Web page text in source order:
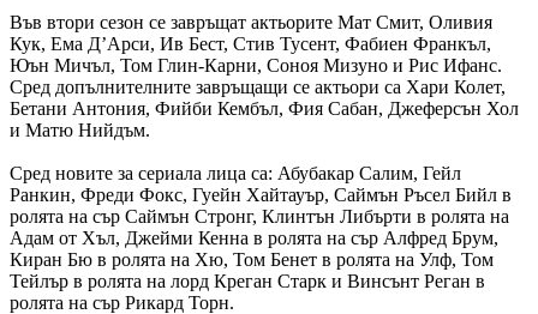
Във втори сезон се завръщат актьорите Мат Смит, Оливия
Кук, Ема Д’Арси, Ив Бест, Стив Тусент, Фабиен Франкъл,
Юън Мичъл, Том Глин-Карни, Соноя Мизуно и Рис Ифанс.
Сред допълнителните завръщащи се актьори са Хари Колет,
Бетани Антония, Фийби Кембъл, Фия Сабан, Джеферсън Хол
и Матю Нийдъм.
Сред новите за сериалa лица са: Абубакар Салим, Гейл
Ранкин, Фреди Фокс, Гуейн Хайтауър, Саймън Ръсел Бийл в
ролята на сър Саймън Стронг, Клинтън Либърти в ролята на
Адам от Хъл, Джейми Кенна в ролята на сър Алфред Брум,
Киран Бю в ролята на Хю, Том Бенет в ролята на Улф, Том
Тейлър в ролята на лорд Креган Старк и Винсънт Реган в
ролята на сър Рикард Торн.